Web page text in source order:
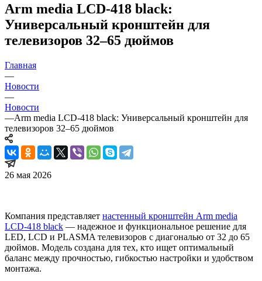
Arm media LCD-418 black:
Универсальный кронштейн для
телевизоров 32–65 дюймов
Главная
—
Новости
—
Новости
—Arm media LCD-418 black: Универсальный кронштейн для
телевизоров 32–65 дюймов
26 мая 2026
Компания представляет настенный кронштейн Arm media
LCD-418 black — надежное и функциональное решение для
LED, LCD и PLASMA телевизоров с диагональю от 32 до 65
дюймов. Модель создана для тех, кто ищет оптимальный
баланс между прочностью, гибкостью настройки и удобством
монтажа.